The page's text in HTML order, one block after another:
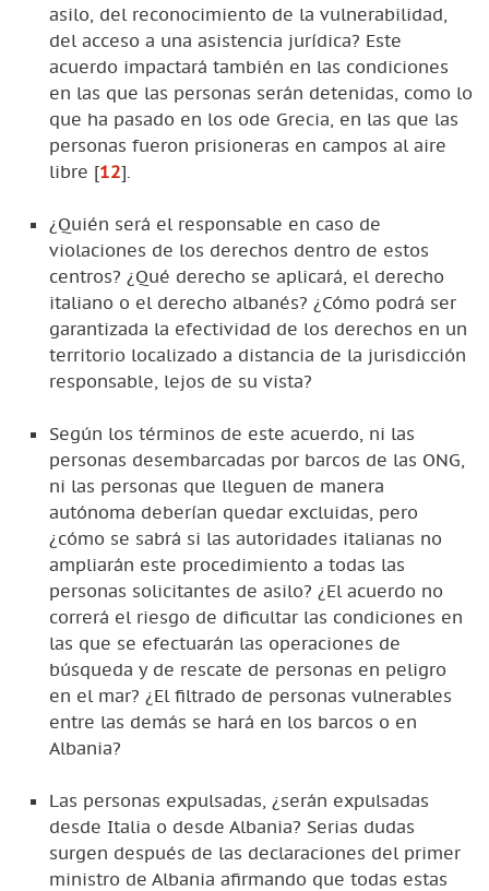
asilo, del reconocimiento de la vulnerabilidad,
del acceso a una asistencia jurídica? Este
acuerdo impactará también en las condiciones
en las que las personas serán detenidas, como lo
que ha pasado en los ode Grecia, en las que las
personas fueron prisioneras en campos al aire
libre [12]
¿Quién será el responsable en caso de
violaciones de los derechos dentro de estos
centros? ¿Qué derecho se aplicará, el derecho
italiano o el derecho albanés? ¿Cómo podrá ser
garantizada la efectividad de los derechos en un
territorio localizado a distancia de la jurisdicción
responsable, lejos de su vista?
Según los términos de este acuerdo, ni las
personas desembarcadas por barcos de las ONG,
ni las personas que lleguen de manera
autónoma deberían quedar excluidas, pero
¿cómo se sabrá si las autoridades italianas no
ampliarán este procedimiento a todas las
personas solicitantes de asilo? ¿El acuerdo no
correrá el riesgo de dificultar las condiciones en
las que se efectuarán las operaciones de
búsqueda y de rescate de personas en peligro
en el mar? ¿El filtrado de personas vulnerables
entre las demás se hará en los barcos o en
Albania?
Las personas expulsadas, ¿serán expulsadas
desde Italia o desde Albania? Serias dudas
surgen después de las declaraciones del primer
ministro de Albania afirmando que todas estas